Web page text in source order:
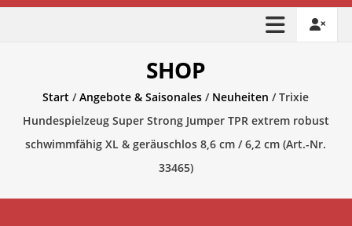
SHOP
Start /Angebote & Saisonales / Neuheiten / Trixie
Hundespielzeug Super Strong Jumper TPR extrem robust
schwimmfähig XL & geräuschlos 8,6 cm / 6,2 cm (Art.-Nr.
33465)